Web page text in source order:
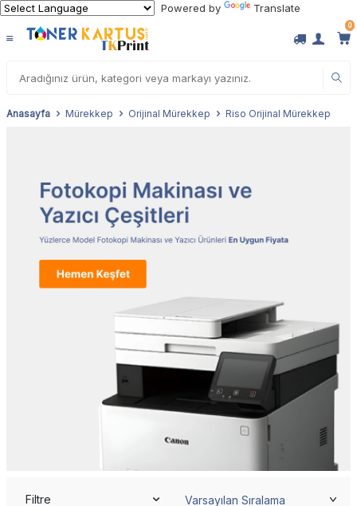
Powered by Translate
0
Anasayfa Mürekkep Orijinal Mürekkep Riso Orijinal Mürekkep
Filtre